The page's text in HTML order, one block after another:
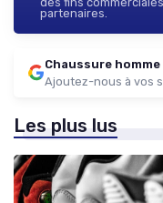
partenaires.
Chaussure homme
Ajoutez-nous à vos
Les plus lus